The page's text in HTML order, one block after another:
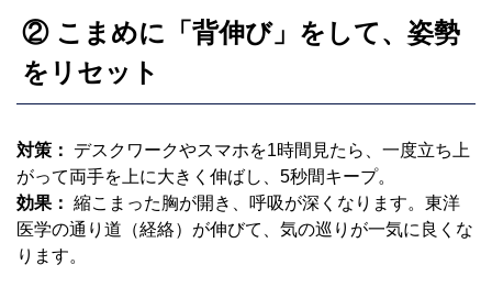
② こまめに「背伸び」をして、姿勢
をリセット
対策：
デスクワークやスマホを1時間見たら、一度立ち上
がって両手を上に大きく伸ばし、5秒間キープ。
効果： 縮こまった胸が開き、呼吸が深くなります。東洋
医学の通り道（経絡）が伸びて、気の巡りが一気に良くな
ります。